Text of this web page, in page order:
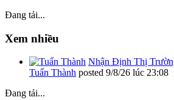
Đang tải...
Xem nhiều
Nhận Định Thị
Tuấn Thành posted 9/8/26 lúc 23:08
Đang tải...